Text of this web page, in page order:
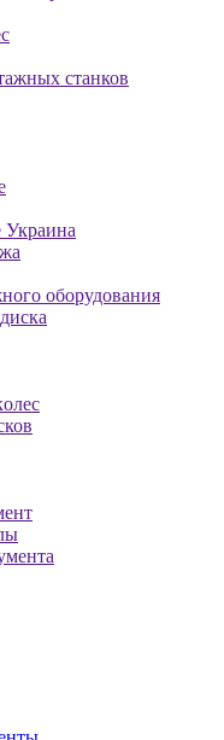
станков
Украина
oбopудoвaния